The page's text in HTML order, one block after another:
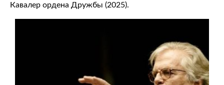
Кавалер ордена Дружбы (2025).